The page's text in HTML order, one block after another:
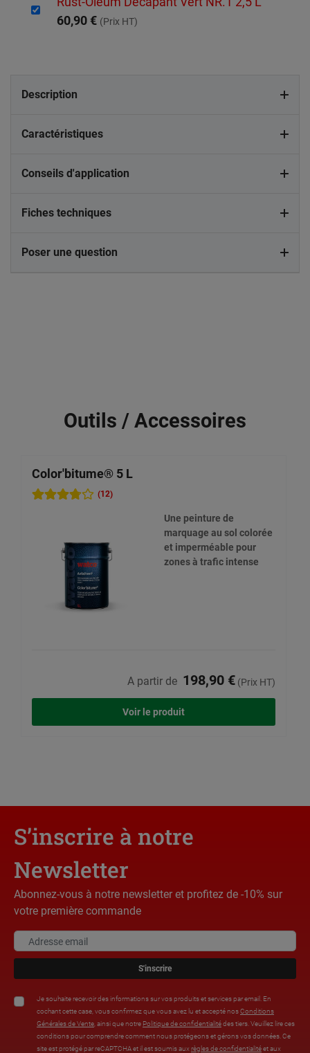
60,90 € (Prix HT)
Description
Caractéristiques
Conseils d'application
Fiches techniques
Poser une question
Outils / Accessoires
Color'bitume® 5 L
(12)
Une peinture de
marquage au sol colorée
et imperméable pour
zones à trafic intense
A partir de 198,90 € (Prix HT)
Voir le produit
S’inscrire à notre
Newsletter
Abonnez-vous à notre newsletter et profitez de -10% sur
votre première commande
S'inscrire
Je souhaite recevoir des informations sur vos produits et services par email. En
cochant cette case, vous confirmez que vous avez lu et accepté nosConditions
Générales de Vente , ainsi que notre Politique de confidentialitédes tiers. Veuillez lire ces
conditions pour comprendre comment nous protégeons et gérons vos données. Ce
site est protégé par reCAPTCHA et il est soumis aux règles de confidentialitéet aux